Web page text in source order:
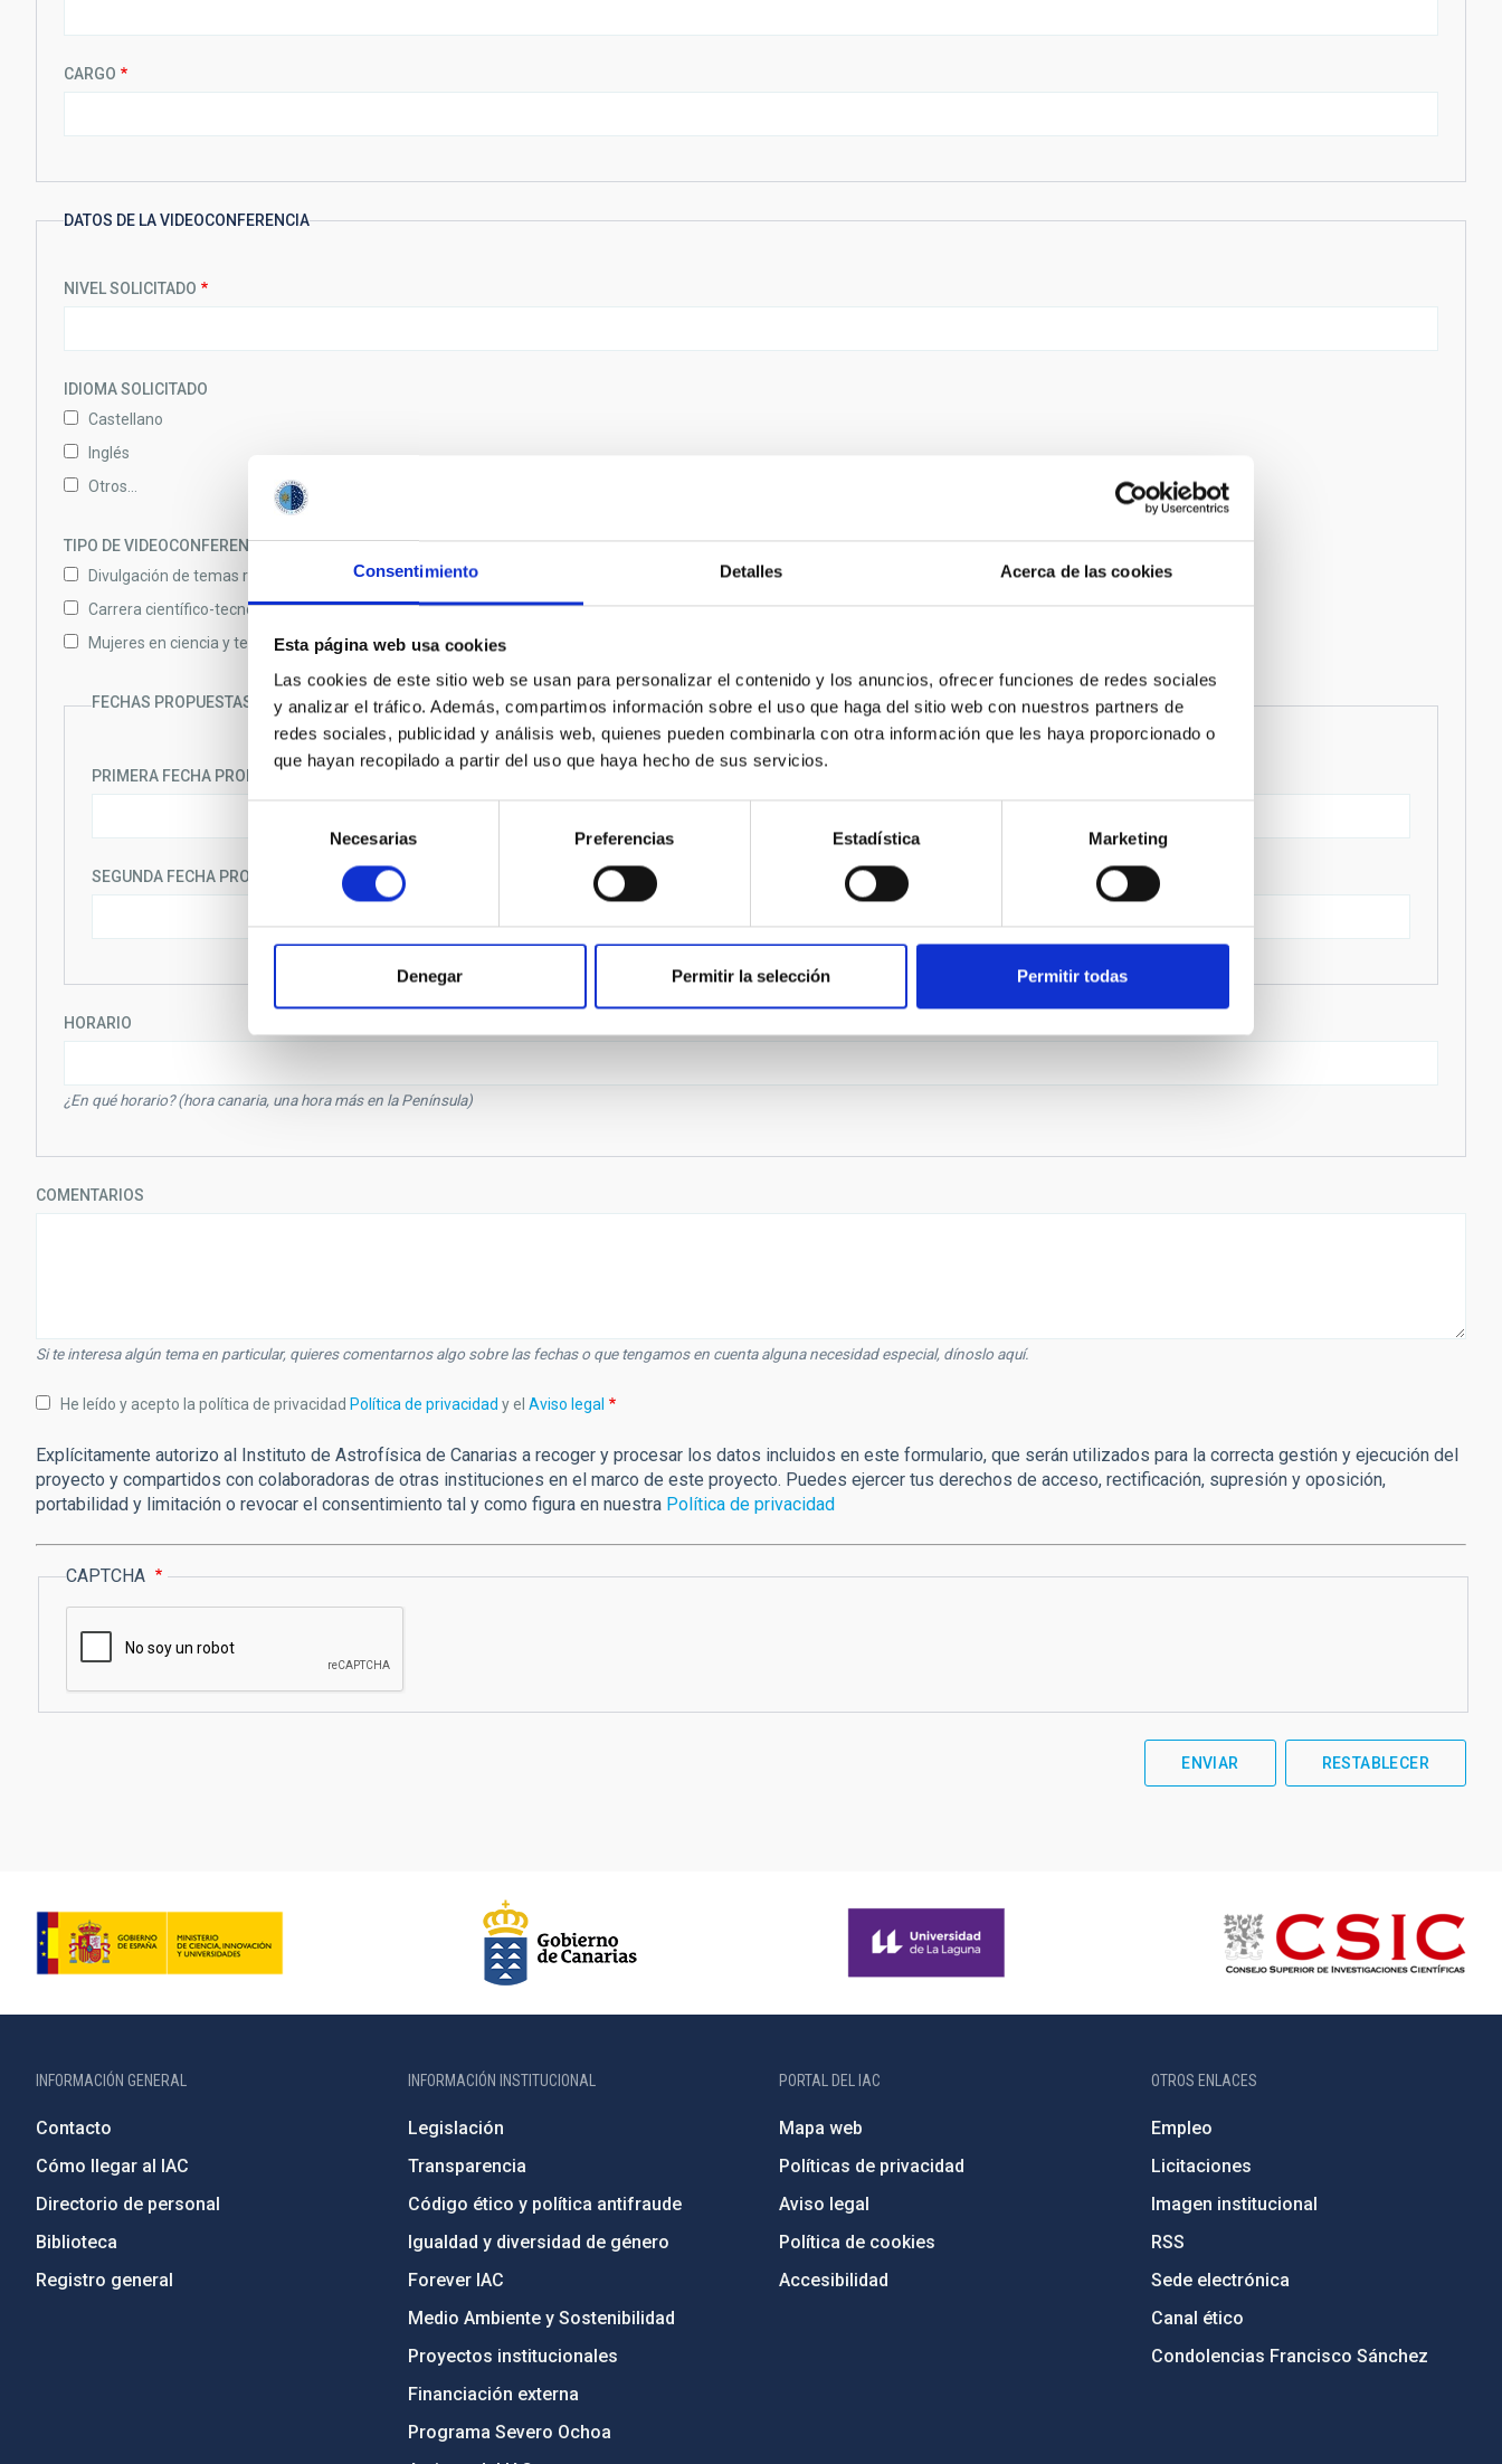
Consentimiento Detalles Acerca de las cookies
Esta página web usa cookies
Las cookies de este sitio web se usan para personalizar el contenido y los anuncios, ofrecer funciones de redes sociales
y analizar el tráfico. Además, compartimos información sobre el uso que haga del sitio web con nuestros partners de
redes sociales, publicidad y análisis web, quienes pueden combinarla con otra información que les haya proporcionado o
que hayan recopilado a partir del uso que haya hecho de sus servicios.
consentimiento
Necesarias Preferencias Estadística Marketing
Denegar Permitir la selección Permitir todas
CARGO
DATOS DE LA VIDEOCONFERENCIA
NIVEL SOLICITADO
IDIOMA SOLICITADO
Castellano
Inglés
Otros…
TIPO DE VIDEOCONFERENCIA PREFERIDO
Divulgación de temas relacionados con el trabajo de la ponente
Carrera científico-tecnológica
Mujeres en ciencia y tecnología
FECHAS PROPUESTAS
PRIMERA FECHA PROPUESTA
SEGUNDA FECHA PROPUESTA
HORARIO
¿En qué horario? (hora canaria, una hora más en la Península)
COMENTARIOS
Si te interesa algún tema en particular, quieres comentarnos algo sobre las fechas o que tengamos en cuenta alguna necesidad especial, dínoslo aquí.
He leído y acepto la política de privacidad Política de privacidad y el Aviso legal
Explícitamente autorizo al Instituto de Astrofísica de Canarias a recoger y procesar los datos incluidos en este formulario, que serán utilizados para la correcta gestión y ejecución del
proyecto y compartidos con colaboradoras de otras instituciones en el marco de este proyecto. Puedes ejercer tus derechos de acceso, rectificación, supresión y oposición,
portabilidad y limitación o revocar el consentimiento tal y como figura en nuestra Política de privacidad
CAPTCHA
INFORMACIÓN GENERAL
Contacto
Cómo llegar al IAC
Directorio de personal
Biblioteca
Registro general
INFORMACIÓN INSTITUCIONAL
Legislación
Transparencia
Código ético y política antifraude
Igualdad y diversidad de género
Forever IAC
Medio Ambiente y Sostenibilidad
Proyectos institucionales
Financiación externa
Programa Severo Ochoa
PORTAL DEL IAC
Mapa web
Políticas de privacidad
Aviso legal
Política de cookies
Accesibilidad
OTROS ENLACES
Empleo
Licitaciones
Imagen institucional
RSS
Sede electrónica
Canal ético
Condolencias Francisco Sánchez